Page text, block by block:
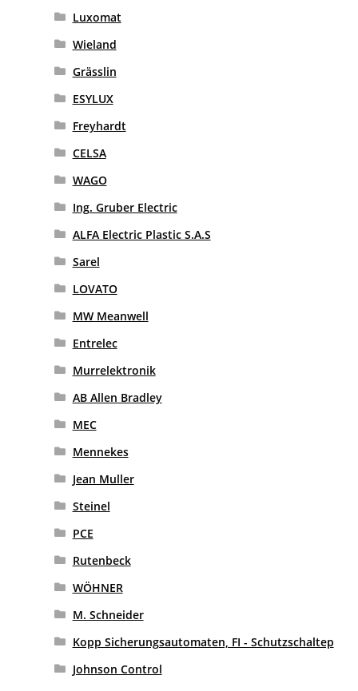
Luxomat
Wieland
Grässlin
ESYLUX
Freyhardt
CELSA
WAGO
Ing. Gruber Electric
ALFA Electric Plastic S.A.S
Sarel
LOVATO
MW Meanwell
Entrelec
Murrelektronik
AB Allen Bradley
MEC
Mennekes
Jean Muller
Steinel
PCE
Rutenbeck
WÖHNER
M. Schneider
Kopp Sicherungsautomaten, FI - Schutzschaltep
Johnson Control